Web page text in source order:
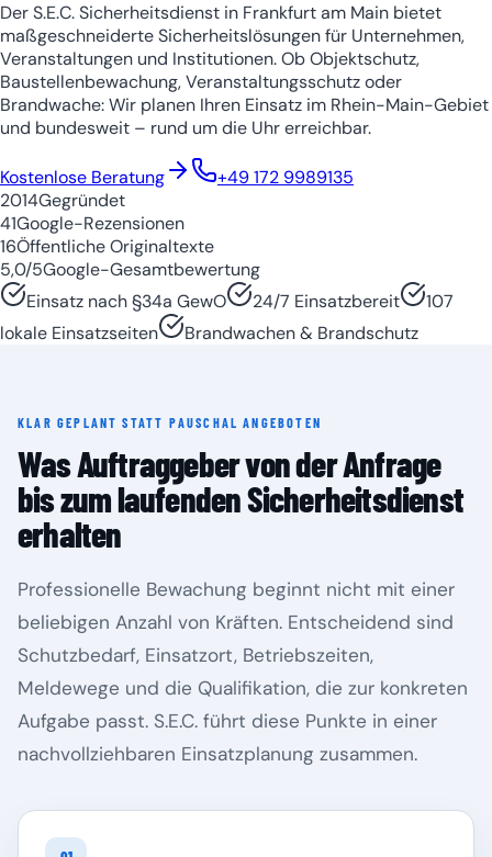
Der S.E.C. Sicherheitsdienst in Frankfurt am Main bietet
maßgeschneiderte Sicherheitslösungen für Unternehmen,
Veranstaltungen und Institutionen. Ob Objektschutz,
Baustellenbewachung, Veranstaltungsschutz oder
Brandwache: Wir planen Ihren Einsatz im Rhein-Main-Gebiet
und bundesweit – rund um die Uhr erreichbar.
Kostenlose Beratung
+49 172 9989135
2014Gegründet
41Google-Rezensionen
16Öffentliche Originaltexte
5,0/5Google-Gesamtbewertung
Einsatz nach §34a GewO
24/7 Einsatzbereit
107
lokale Einsatzseiten
Brandwachen & Brandschutz
KLAR GEPLANT STATT PAUSCHAL ANGEBOTEN
Was Auftraggeber von der Anfrage
bis zum laufenden Sicherheitsdienst
erhalten
Professionelle Bewachung beginnt nicht mit einer
beliebigen Anzahl von Kräften. Entscheidend sind
Schutzbedarf, Einsatzort, Betriebszeiten,
Meldewege und die Qualifikation, die zur konkreten
Aufgabe passt. S.E.C. führt diese Punkte in einer
nachvollziehbaren Einsatzplanung zusammen.